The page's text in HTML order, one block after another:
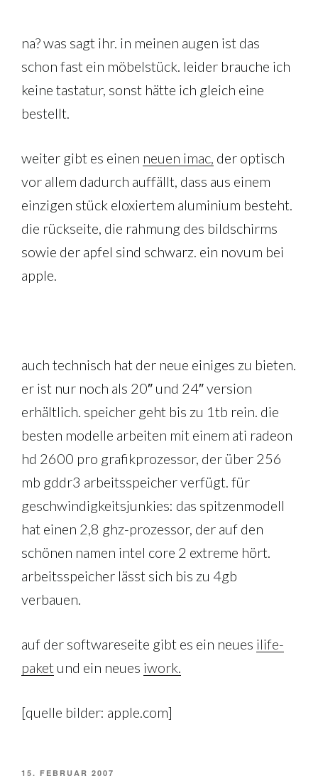
na? was sagt ihr. in meinen augen ist das
schon fast ein möbelstück. leider brauche ich
keine tastatur, sonst hätte ich gleich eine
bestellt.
weiter gibt es einen neuen imac, der optisch
vor allem dadurch auffällt, dass aus einem
einzigen stück eloxiertem aluminium besteht.
die rückseite, die rahmung des bildschirms
sowie der apfel sind schwarz. ein novum bei
apple.
auch technisch hat der neue einiges zu bieten.
er ist nur noch als 20″ und 24″ version
erhältlich. speicher geht bis zu 1tb rein. die
besten modelle arbeiten mit einem ati radeon
hd 2600 pro grafikprozessor, der über 256
mb gddr3 arbeitsspeicher verfügt. für
geschwindigkeitsjunkies: das spitzenmodell
hat einen 2,8 ghz-prozessor, der auf den
schönen namen intel core 2 extreme hört.
arbeitsspeicher lässt sich bis zu 4gb
verbauen.
auf der softwareseite gibt es ein neues ilife-
paket und ein neues iwork.
[quelle bilder: apple.com]
VERÖFFENTLICHT
15. FEBRUAR 2007